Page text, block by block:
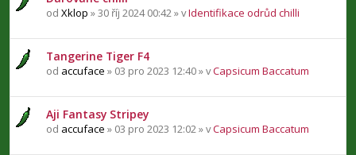
od Xklop » 30 říj 2024 00:42 » vIdentifikace odrůd chilli
Tangerine Tiger F4
od accuface » 03 pro 2023 12:40 » vCapsicum Baccatum
Aji Fantasy Stripey
od accuface » 03 pro 2023 12:02 » vCapsicum Baccatum